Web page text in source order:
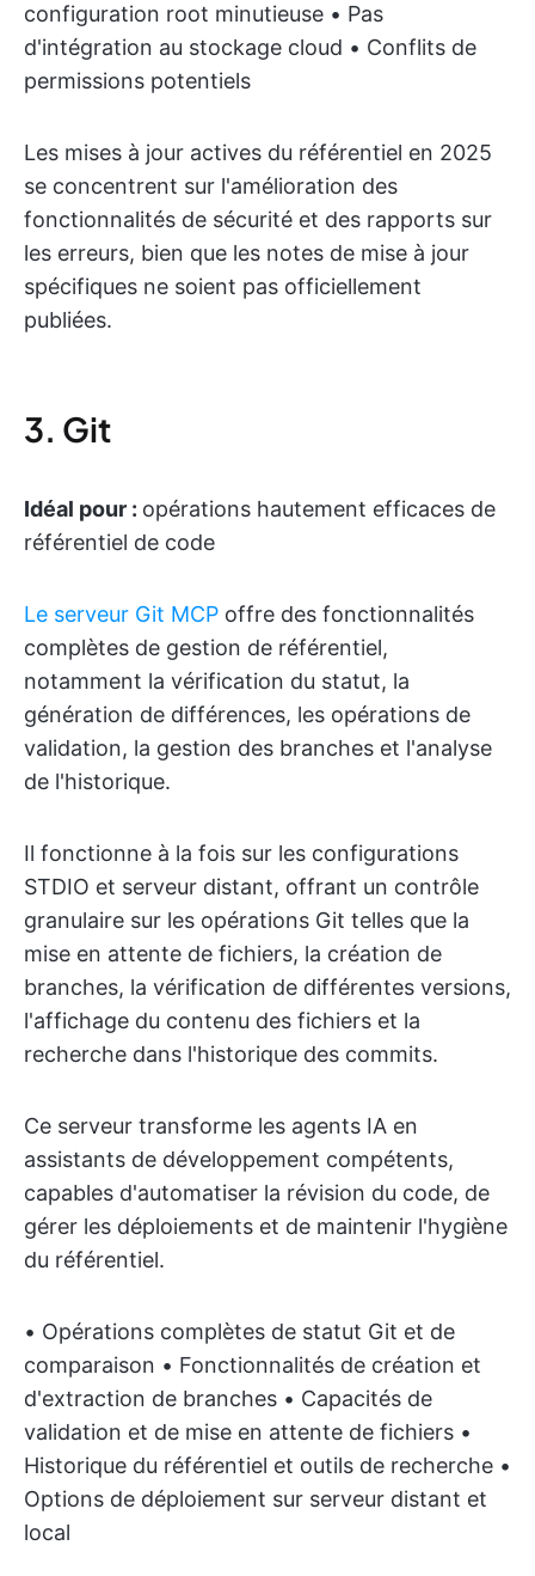
configuration root minutieuse • Pas
d'intégration au stockage cloud • Conflits de
permissions potentiels
Les mises à jour actives du référentiel en 2025
se concentrent sur l'amélioration des
fonctionnalités de sécurité et des rapports sur
les erreurs, bien que les notes de mise à jour
spécifiques ne soient pas officiellement
publiées.
3. Git
Idéal pour : opérations hautement efficaces de
référentiel de code
Le serveur Git MCP offre des fonctionnalités
complètes de gestion de référentiel,
notamment la vérification du statut, la
génération de différences, les opérations de
validation, la gestion des branches et l'analyse
de l'historique.
Il fonctionne à la fois sur les configurations
STDIO et serveur distant, offrant un contrôle
granulaire sur les opérations Git telles que la
mise en attente de fichiers, la création de
branches, la vérification de différentes versions,
l'affichage du contenu des fichiers et la
recherche dans l'historique des commits.
Ce serveur transforme les agents IA en
assistants de développement compétents,
capables d'automatiser la révision du code, de
gérer les déploiements et de maintenir l'hygiène
du référentiel.
• Opérations complètes de statut Git et de
comparaison • Fonctionnalités de création et
d'extraction de branches • Capacités de
validation et de mise en attente de fichiers •
Historique du référentiel et outils de recherche •
Options de déploiement sur serveur distant et
local